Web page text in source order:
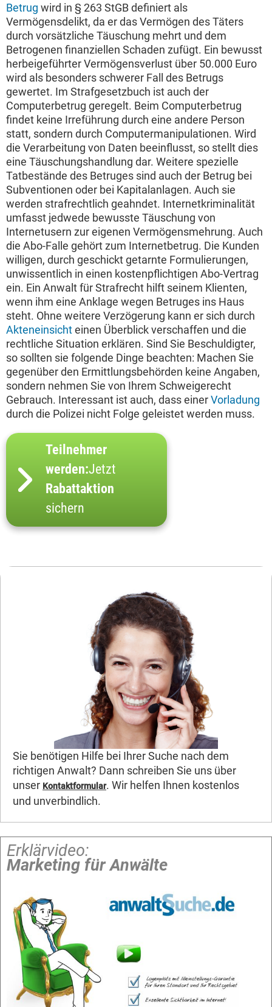
Betrug wird in § 263 StGB definiert als
Vermögensdelikt, da er das Vermögen des Täters
durch vorsätzliche Täuschung mehrt und dem
Betrogenen finanziellen Schaden zufügt. Ein bewusst
herbeigeführter Vermögensverlust über 50.000 Euro
wird als besonders schwerer Fall des Betrugs
gewertet. Im Strafgesetzbuch ist auch der
Computerbetrug geregelt. Beim Computerbetrug
findet keine Irreführung durch eine andere Person
statt, sondern durch Computermanipulationen. Wird
die Verarbeitung von Daten beeinflusst, so stellt dies
eine Täuschungshandlung dar. Weitere spezielle
Tatbestände des Betruges sind auch der Betrug bei
Subventionen oder bei Kapitalanlagen. Auch sie
werden strafrechtlich geahndet. Internetkriminalität
umfasst jedwede bewusste Täuschung von
Internetusern zur eigenen Vermögensmehrung. Auch
die Abo-Falle gehört zum Internetbetrug. Die Kunden
willigen, durch geschickt getarnte Formulierungen,
unwissentlich in einen kostenpflichtigen Abo-Vertrag
ein. Ein Anwalt für Strafrecht hilft seinem Klienten,
wenn ihm eine Anklage wegen Betruges ins Haus
steht. Ohne weitere Verzögerung kann er sich durch
Akteneinsichteinen Überblick verschaffen und die
rechtliche Situation erklären. Sind Sie Beschuldigter,
so sollten sie folgende Dinge beachten: Machen Sie
gegenüber den Ermittlungsbehörden keine Angaben,
sondern nehmen Sie von Ihrem Schweigerecht
Gebrauch. Interessant ist auch, dass einerVorladung
durch die Polizei nicht Folge geleistet werden muss.
Teilnehmer
werden:Jetzt
Rabattaktion
sichern
Sie benötigen Hilfe bei Ihrer Suche nach dem
richtigen Anwalt? Dann schreiben Sie uns über
unser Kontaktformular. Wir helfen Ihnen kostenlos
und unverbindlich.
Erklärvideo:
Marketing für Anwälte